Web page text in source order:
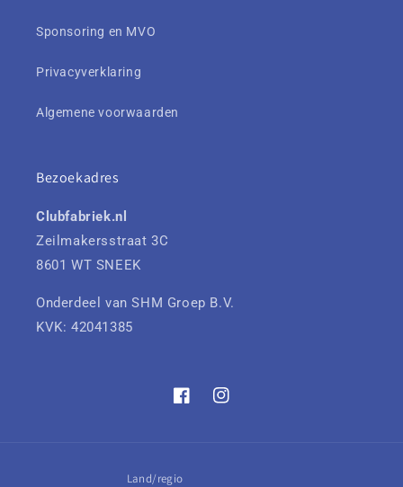
Sponsoring en MVO
Privacyverklaring
Algemene voorwaarden
Bezoekadres
Clubfabriek.nl
Zeilmakersstraat 3C
8601 WT SNEEK
Onderdeel van SHM Groep B.V.
KVK: 42041385
FacebookInstagram
Land/regio